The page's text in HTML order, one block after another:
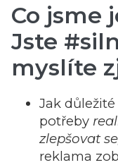
Co jsme
Jste
myslíte
Jak
potřeby
zlepšovat
reklama